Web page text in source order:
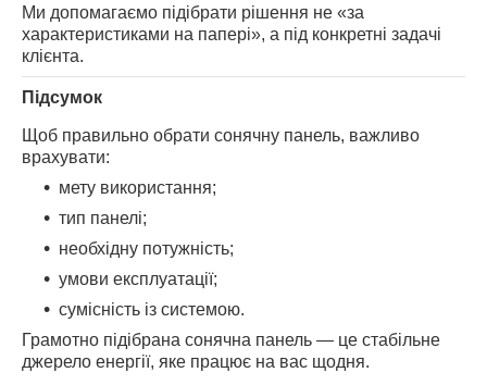
Ми допомагаємо підібрати рішення не «за
характеристиками на папері», а під конкретні задачі
клієнта.
Підсумок
Щоб правильно обрати сонячну панель, важливо
врахувати:
мету використання;
тип панелі;
необхідну потужність;
умови експлуатації;
сумісність із системою.
Грамотно підібрана сонячна панель — це стабільне
джерело енергії, яке працює на вас щодня.